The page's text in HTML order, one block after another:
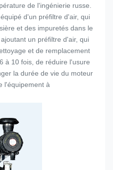
de l'ingénierie russe.
d'un préfiltre d'air, qui
et des impuretés dans le
un préfiltre d'air, qui
et de remplacement
à 10 fois, de réduire l'usure
la durée de vie du moteur
l'équipement à